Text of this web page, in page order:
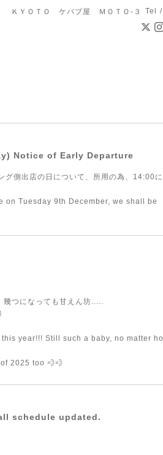
ＫＹＯＴＯ ケバブ屋 ＭＯＴＯ-３ Tel /
Notice of Early Departure
側出店の日について、所用の為、14:00に
on Tuesday 9th December, we shall be
つになっても甘えん坊.....
year!!! Still such a baby, no matter ho
2025 too 💨💨
schedule updated.